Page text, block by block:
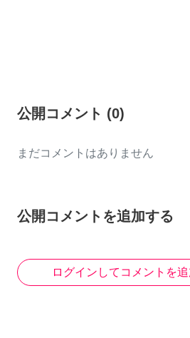
公開コメント (0)
まだコメントはありません
公開コメントを追加する
ログインしてコメントを